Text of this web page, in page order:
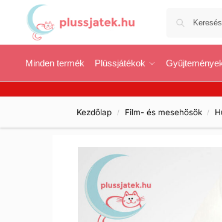
Minden termék Plüssjátékok
Kezdőlap / Film- és mesehösök /